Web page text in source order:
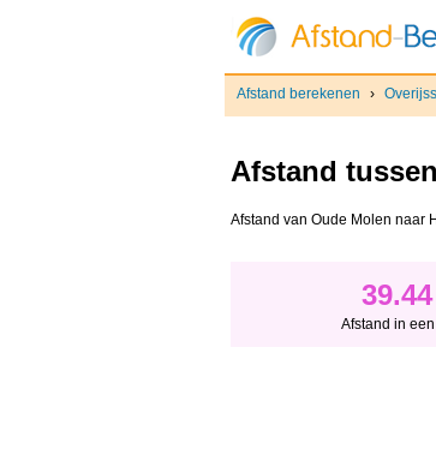
Afstand berekenen ›
Afstand tussen
Afstand van Oude Molen naar
Afstand in